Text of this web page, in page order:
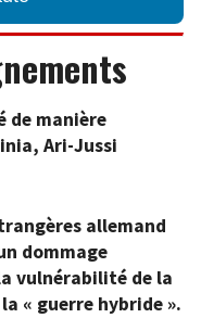
de manière
Ari-Jussi
allemand
dommage
vulnérabilité de la
« guerre hybride ».